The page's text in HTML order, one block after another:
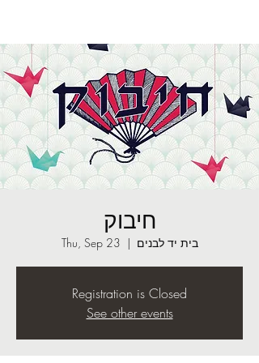
חיבוק
Thu, Sep 23
  |
בית יד לבנים
Registration is Closed
See other events